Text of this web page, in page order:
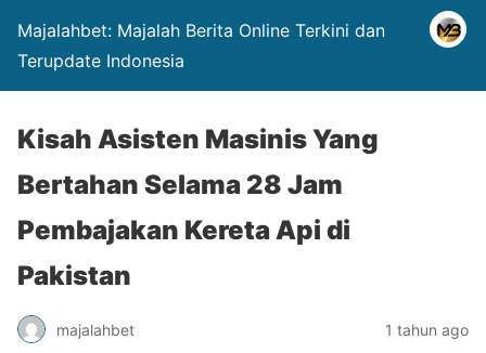
Majalahbet: Majalah Berita Online Terkini dan
Terupdate Indonesia
Kisah Asisten Masinis Yang
Bertahan Selama 28 Jam
Pembajakan Kereta Api di
Pakistan
majalahbet 1 tahun ago